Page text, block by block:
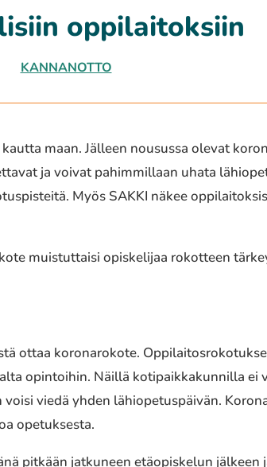
oppilaitoksiin
KANNANOTTO
maan. Jälleen nousussa olevat
ja voivat pahimmillaan uhata
Myös SAKKI näkee
muistuttaisi opiskelijaa rokotteen
ottaa koronarokote.
opintoihin. Näillä kotipaikkakunnilla
viedä yhden lähiopetuspäivän.
opetuksesta.
pitkään jatkuneen etäopiskelun